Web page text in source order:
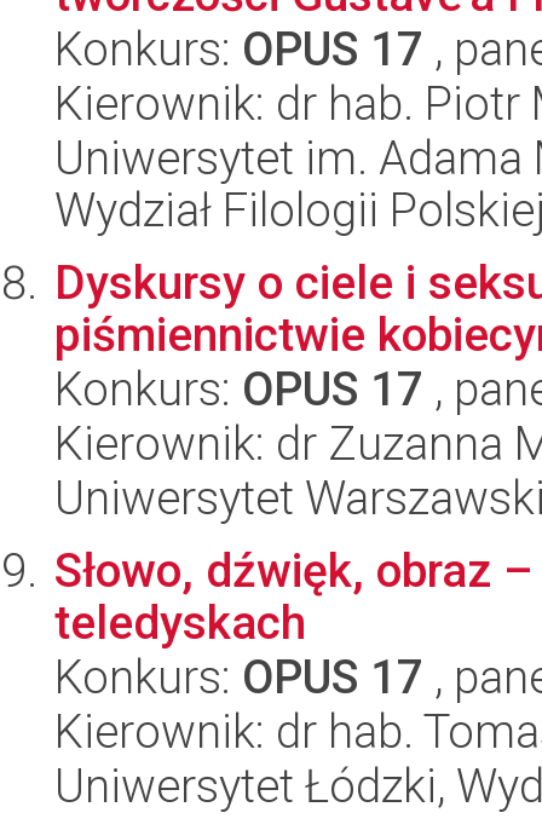
Konkurs: OPUS 17 ,
Kierownik: dr hab. Piotr
Uniwersytet im.
Wydział Filologii
Dyskursy o ciele i
piśmiennictwie
Konkurs: OPUS 17 ,
Kierownik: dr Zuzanna
Uniwersytet
Słowo, dźwięk, obraz
teledyskach
Konkurs: OPUS 17 ,
Kierownik: dr hab.
Uniwersytet Łódzki,